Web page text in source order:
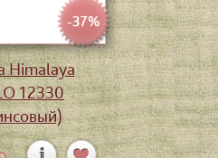
-37%
Himalaya
12330